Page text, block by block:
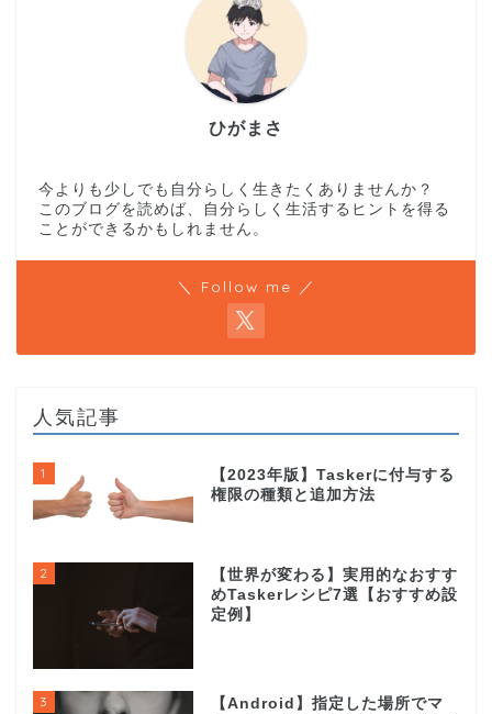
ひがまさ
今よりも少しでも自分らしく生きたくありませんか？
このブログを読めば、自分らしく生活するヒントを得る
ことができるかもしれません。
＼ Follow me ／
人気記事
1
【2023年版】Taskerに付与する
権限の種類と追加方法
2
【世界が変わる】実用的なおすす
めTaskerレシピ7選【おすすめ設
定例】
3
【Android】指定した場所でマ